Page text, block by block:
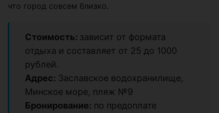
что город совсем близко.
Стоимость: зависит от формата
отдыха и составляет от 25 до 1000
рублей.
Адрес: Заславское водохранилище,
Минское море, пляж №9
Бронирование: по предоплате